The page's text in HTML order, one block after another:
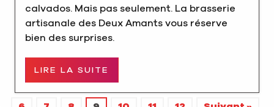
calvados. Mais pas seulement. La brasserie
artisanale des Deux Amants vous réserve
bien des surprises.
LIRE LA SUITE